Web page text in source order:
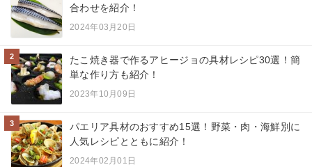
合わせを紹介！
2024年03月20日
2
たこ焼き器で作るアヒージョの具材レシピ30選！簡
単な作り方も紹介！
2023年10月09日
3
パエリア具材のおすすめ15選！野菜・肉・海鮮別に
人気レシピとともに紹介！
2024年02月01日